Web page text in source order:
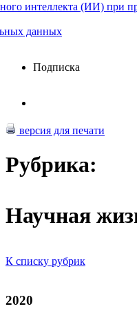
интеллекта (ИИ) при
данных
Подписка
версия для печати
Рубрика:
Научная
К списку рубрик
2020